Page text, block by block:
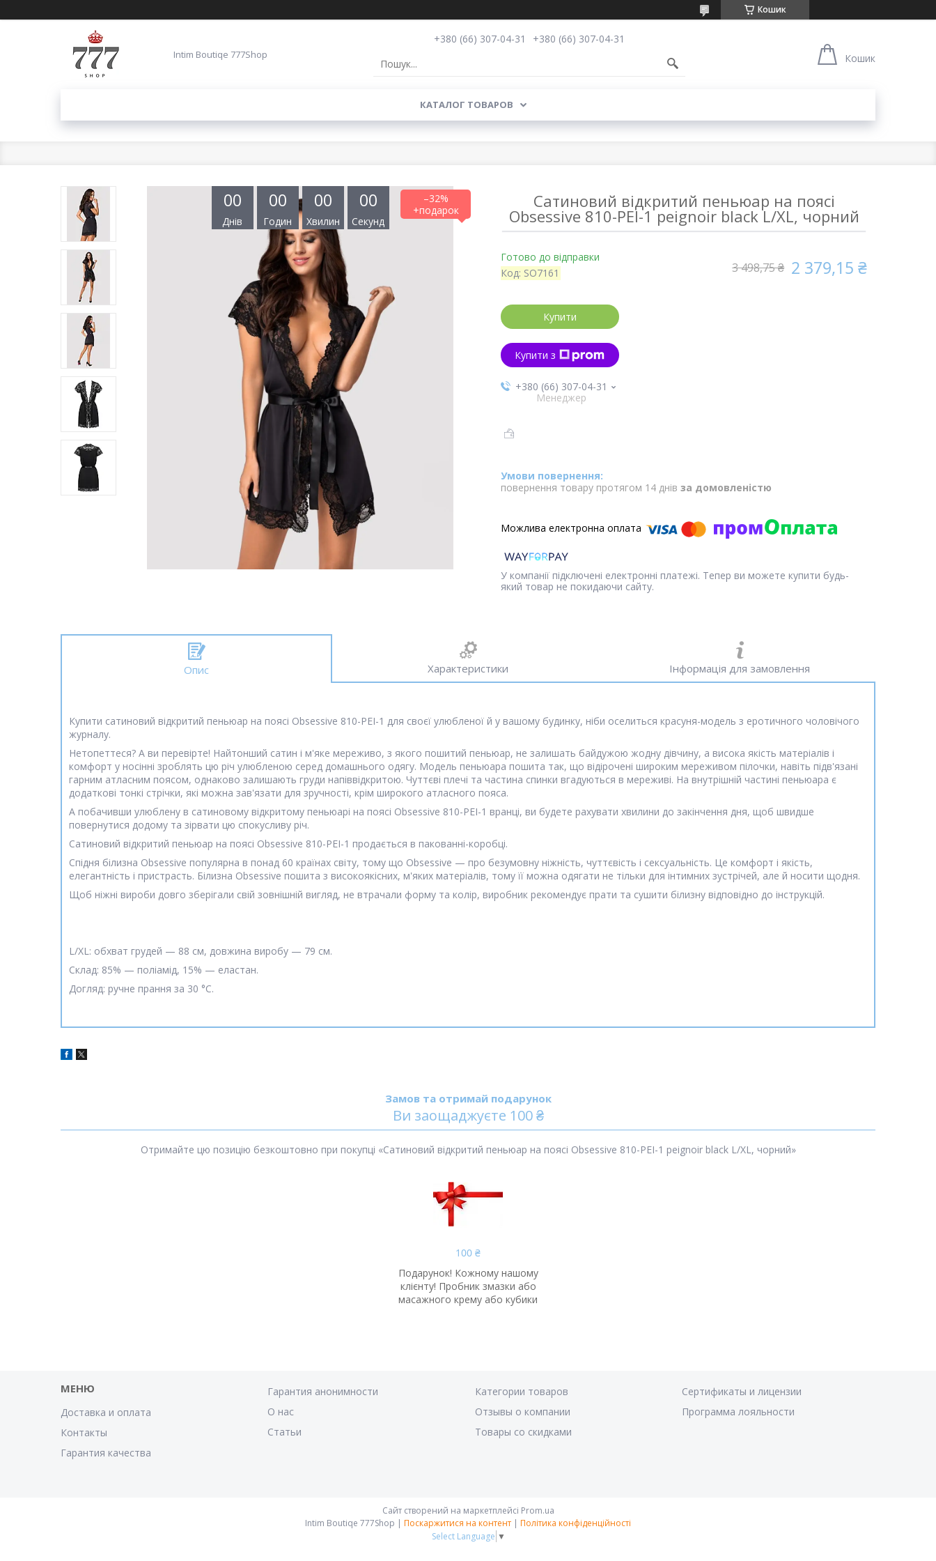
Кошик
Intim Boutiqe 777Shop
+380 (66) 307-04-31
+380 (66) 307-04-31
Кошик
КАТАЛОГ ТОВАРОВ
–32%
00
Днів
00
Годин
00
Хвилин
00
Секунд
Сатиновий відкритий пеньюар на поясі
Obsessive 810-PEI-1 peignoir black L/XL, чорний
Готово до відправки
Код: SO7161 3 498,75 ₴ 2 379,15 ₴
Купити
Купити з
+380 (66) 307-04-31
Менеджер
повернення товару протягом 14 днів за домовленістю
У компанії підключені електронні платежі. Тепер ви можете купити будь-
який товар не покидаючи сайту.
Опис Характеристики Інформація для замовлення
Купити сатиновий відкритий пеньюар на поясі Obsessive 810-PEI-1 для своєї улюбленої й у вашому будинку, ніби оселиться красуня-модель з еротичного чоловічого
журналу.
Нетопеттеся? А ви перевірте! Найтонший сатин і м'яке мереживо, з якого пошитий пеньюар, не залишать байдужою жодну дівчину, а висока якість матеріалів і
комфорт у носінні зроблять цю річ улюбленою серед домашнього одягу. Модель пеньюара пошита так, що відірочені широким мереживом пілочки, навіть підв'язані
гарним атласним поясом, однаково залишають груди напіввідкритою. Чуттєві плечі та частина спинки вгадуються в мереживі. На внутрішній частині пеньюара є
додаткові тонкі стрічки, які можна зав'язати для зручності, крім широкого атласного пояса.
А побачивши улюблену в сатиновому відкритому пеньюарі на поясі Obsessive 810-PEI-1 вранці, ви будете рахувати хвилини до закінчення дня, щоб швидше
повернутися додому та зірвати цю спокусливу річ.
Сатиновий відкритий пеньюар на поясі Obsessive 810-PEI-1 продається в пакованні-коробці.
Спідня білизна Obsessive популярна в понад 60 країнах світу, тому що Obsessive — про безумовну ніжність, чуттєвість і сексуальність. Це комфорт і якість,
елегантність і пристрасть. Білизна Obsessive пошита з високоякісних, м'яких матеріалів, тому її можна одягати не тільки для інтимних зустрічей, але й носити щодня.
Щоб ніжні вироби довго зберігали свій зовнішній вигляд, не втрачали форму та колір, виробник рекомендує прати та сушити білизну відповідно до інструкцій.
L/XL: обхват грудей — 88 см, довжина виробу — 79 см.
Склад: 85% — поліамід, 15% — еластан.
Догляд: ручне прання за 30 °C.
Замов та отримай подарунок
Ви заощаджуєте 100 ₴
Отримайте цю позицію безкоштовно при покупці «Сатиновий відкритий пеньюар на поясі Obsessive 810-PEI-1 peignoir black L/XL, чорний»
100 ₴
Подарунок! Кожному нашому
клієнту! Пробник змазки або
масажного крему або кубики
МЕНЮ
Доставка и оплата
Контакты
Гарантия качества
Гарантия анонимности
О нас
Статьи
Категории товаров
Отзывы о компании
Товары со скидками
Сертификаты и лицензии
Программа лояльности
Сайт створений на маркетплейсі Prom.ua
Intim Boutiqe 777Shop | Поскаржитися на контент | Політика конфіденційності
Select Language ▼